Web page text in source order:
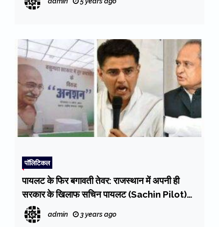
पॉलिटिकल
पायलट के फिर बगावती तेवर: राजस्थान में अपनी ही
सरकार के खिलाफ सचिन पायलट (Sachin Pilot)
आज बैठेंगे अनशन पर, दिल्ली तक सियासी हलचल
admin 3 years ago